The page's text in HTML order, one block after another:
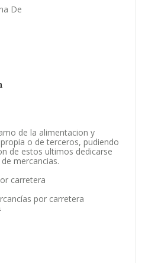
De
de la alimentacion y
o de terceros, pudiendo
de estos ultimos dedicarse
mercancias.
carretera
por carretera